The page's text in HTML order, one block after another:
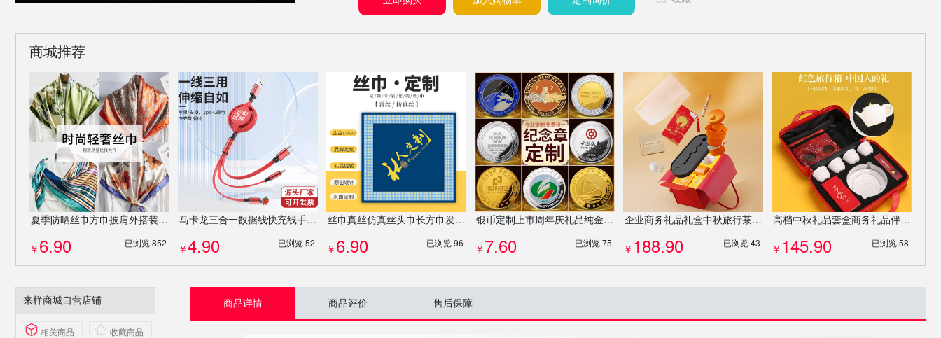
商城推荐
夏季防晒丝巾方巾披肩外搭装饰沙滩巾妇女节伴手礼企业公司送礼礼物混发批发
￥ 6.90 已浏览 852
马卡龙三合一数据线快充线手机充电线可伸缩办公礼品礼盒定制
￥4.90 已浏览 52
丝巾真丝仿真丝头巾长方巾发带飘带企业礼品来图定制
￥ 6.90 已浏览 96
银币定制上市周年庆礼品纯金纯银纪念币奖章徽章纪念品金币定做
￥ 7.60 已浏览 75
企业商务礼品礼盒中秋旅行茶具伴手礼功夫茶壶茶杯茶具陶瓷杯套装定制
￥ 188.90 已浏览 43
高档中秋礼品套盒商务礼品伴手礼功夫茶壶茶杯茶具陶瓷杯套装定制
￥ 145.90 已浏览 58
来样商城自营店铺
相关商品 收藏商品
商品详情 商品评价 售后保障